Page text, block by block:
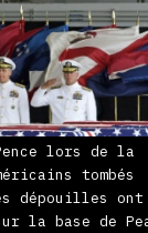
lors de la
tombés
dépouilles
la base de